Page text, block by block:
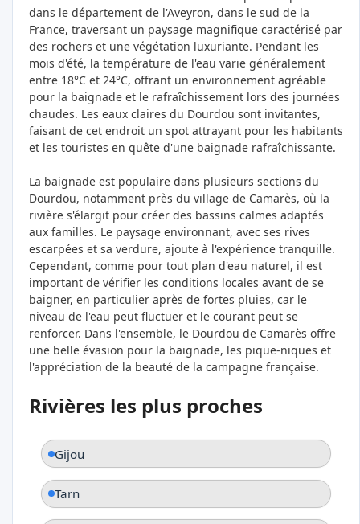
dans le département de l'Aveyron, dans le sud de la
France, traversant un paysage magnifique caractérisé par
des rochers et une végétation luxuriante. Pendant les
mois d'été, la température de l'eau varie généralement
entre 18°C et 24°C, offrant un environnement agréable
pour la baignade et le rafraîchissement lors des journées
chaudes. Les eaux claires du Dourdou sont invitantes,
faisant de cet endroit un spot attrayant pour les habitants
et les touristes en quête d'une baignade rafraîchissante.
La baignade est populaire dans plusieurs sections du
Dourdou, notamment près du village de Camarès, où la
rivière s'élargit pour créer des bassins calmes adaptés
aux familles. Le paysage environnant, avec ses rives
escarpées et sa verdure, ajoute à l'expérience tranquille.
Cependant, comme pour tout plan d'eau naturel, il est
important de vérifier les conditions locales avant de se
baigner, en particulier après de fortes pluies, car le
niveau de l'eau peut fluctuer et le courant peut se
renforcer. Dans l'ensemble, le Dourdou de Camarès offre
une belle évasion pour la baignade, les pique-niques et
l'appréciation de la beauté de la campagne française.
Rivières les plus proches
Gijou
Tarn